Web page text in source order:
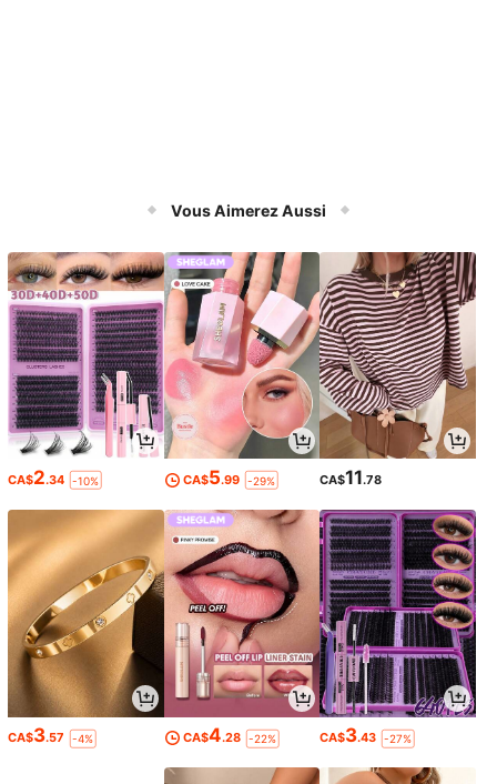
Vous Aimerez Aussi
CA$2.34 -10% CA$5.99 -29% CA$11.78
CA$3.57 -4% CA$4.28 -22% CA$3.43 -27%